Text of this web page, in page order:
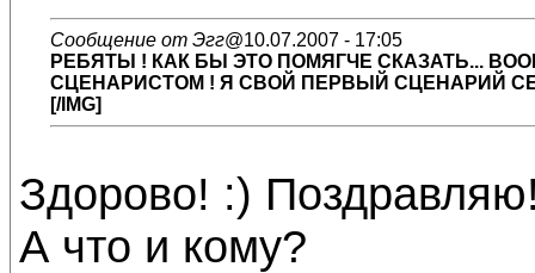
Сообщение от Эгг@10.07.2007 - 17:05
РЕБЯТЫ ! КАК БЫ ЭТО ПОМЯГЧЕ СКАЗАТЬ...
СЦЕНАРИСТОМ ! Я СВОЙ ПЕРВЫЙ СЦЕНАРИЙ
[/IMG]
Здорово! :)
А что и кому?